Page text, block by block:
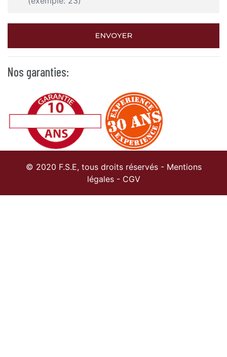
ENVOYER
Nos garanties:
© 2020 F.S.E, tous droits réservés - Mentions
légales- CGV